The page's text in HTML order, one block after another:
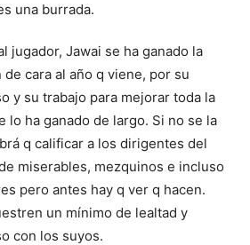
una burrada.
jugador, Jawai se ha ganado la
de cara al año q viene, por su
y su trabajo para mejorar toda la
lo ha ganado de largo. Si no se la
q calificar a los dirigentes del
miserables, mezquinos e incluso
pero antes hay q ver q hacen.
un mínimo de lealtad y
con los suyos.